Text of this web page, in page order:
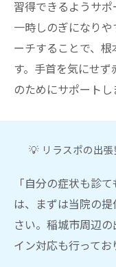
習得できるようサポ
一時しのぎになり
ーチすることで、
す。手首を気にせ
のためにサポートし
💡 リラスポの出
「自分の症状も診
は、まずは当院の
さい。稲城市周辺
イン対応も行ってお